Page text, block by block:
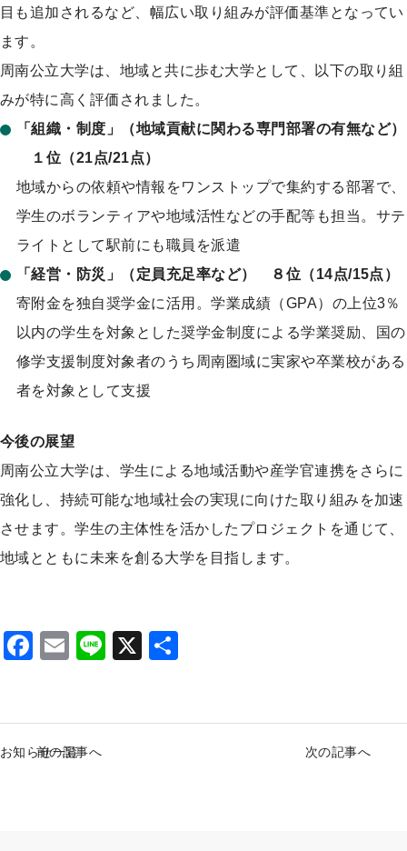
目も追加されるなど、幅広い取り組みが評価基準となってい
ます。
周南公立大学は、地域と共に歩む大学として、以下の取り組
みが特に高く評価されました。
「組織・制度」（地域貢献に関わる専門部署の有無など）
１位（21点/21点）
地域からの依頼や情報をワンストップで集約する部署で、
学生のボランティアや地域活性などの手配等も担当。サテ
ライトとして駅前にも職員を派遣
「経営・防災」（定員充足率など） ８位（14点/15点）
寄附金を独自奨学金に活用。学業成績（GPA）の上位3％
以内の学生を対象とした奨学金制度による学業奨励、国の
修学支援制度対象者のうち周南圏域に実家や卒業校がある
者を対象として支援
今後の展望
周南公立大学は、学生による地域活動や産学官連携をさらに
強化し、持続可能な地域社会の実現に向けた取り組みを加速
させます。学生の主体性を活かしたプロジェクトを通じて、
地域とともに未来を創る大学を目指します。
F
e
b
E
l
Li
X
e
前の記事へ 次の記事へ
お知らせ一覧